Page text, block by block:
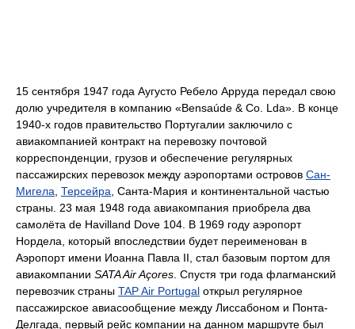
15 сентября 1947 года Аугусто Ребело Арруда передал свою
долю учредителя в компанию «Bensaúde & Co. Lda». В конце
1940-х годов правительство Португалии заключило с
авиакомпанией контракт на перевозку почтовой
корреспонденции, грузов и обеспечение регулярных
пассажирских перевозок между аэропортами островов Сан-
Мигела Терсейра , Санта-Мария и континентальной частью
страны. 23 мая 1948 года авиакомпания приобрела два
самолёта de Havilland Dove 104. В 1969 году аэропорт
Нордела, который впоследствии будет переименован в
Аэропорт имени Иоанна Павла II, стал базовым портом для
авиакомпании SATA Air Açores . Спустя три года флагманский
перевозчик страны TAP Air Portugal открыл регулярное
пассажирское авиасообщение между Лиссабоном и Понта-
Делгада, первый рейс компании на данном маршруте был